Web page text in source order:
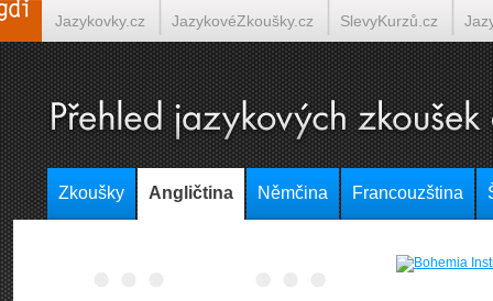
Jazykovky.cz JazykovéZkoušky.cz SlevyKurzů.cz
Španělština on-line Italština on-line Tlumočení-
Zkoušky Angličtina Němčina Francouzština